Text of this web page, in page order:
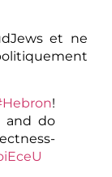
et ne
!
and do